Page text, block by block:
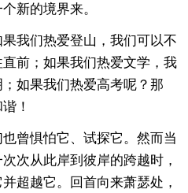
新的境界来。
我们热爱登山，我们可以不
前；如果我们热爱文学，我
如果我们热爱高考呢？那
！
曾惧怕它、试探它。然而当
次从此岸到彼岸的跨越时，
超越它。回首向来萧瑟处，